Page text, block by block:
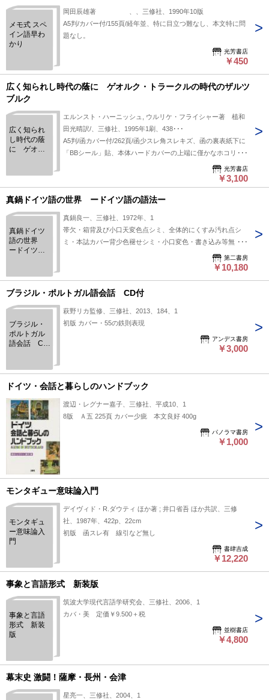
メモ式 スペ
イン語早わ
かり
岡田辰雄著 、、三修社、1990年10版
A5判/カバー付/155頁/経年並、特に目立つ難なし、本文特に問
題なし。
光芳書店
￥450
広く知られし時代の蔭に ゲオルク・トラークルの時代のザルツ
ブルク
広く知られ
し時代の蔭
に ゲオル
のザルツブ
ルク
エルンスト・ハーニッシュ, ウルリケ・フライシャー著 植和
田光晴訳/、三修社、1995年1刷、438･･･
A5判/函カバー付/262頁/函少スレ角スレキズ、函の裏表紙下に
「BBシール」貼、本体ハードカバーの上端に僅かなホコリス
レ、カバー背上部僅かなヨレ有。他経年並、印・線引なし、本
光芳書店
￥3,100
真鍋ドイツ語の世界 ードイツ語の語法ー
真鍋ドイツ
語の世界
ードイツ語
真鍋良一、三修社、1972年、1
帯欠・箱背及び小口天変色点シミ、全体的にくすみ汚れ点シ
ミ・本誌カバー背少色褪せシミ・小口変色・書き込み等無・
第二書房
￥10,180
ブラジル・ポルトガル語会話 CD付
ブラジル・
ポルトガル
語会話 CD
萩野リカ監修、三修社、2013、184、1
初版 カバー・55の鉄則表現
アンデス書房
￥3,000
ドイツ・会話と暮らしのハンドブック
渡辺・レグナー嘉子、三修社、平成10、1
8版 Ａ五 225頁 カバー少疵 本文良好 400g
パノラマ書房
￥1,000
モンタギュー意味論入門
モンタギュ
ー意味論入
門
デイヴィド・R.ダウティ ほか著 ; 井口省吾 ほか共訳、三修
社、1987年、422p、22cm
初版 函スレ有 線引など無し
書肆吉成
￥12,220
事象と言語形式 新装版
事象と言語
形式 新装
版
筑波大学現代言語学研究会、三修社、2006、1
カバ・美 定価￥9.500＋税
並樹書店
￥4,800
幕末史 激闘！薩摩・長州・会津
星亮一、三修社、2004、1